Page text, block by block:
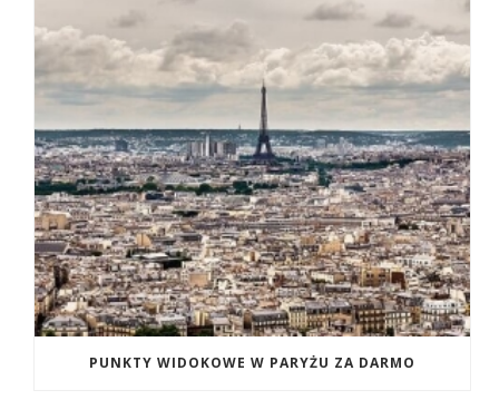
PUNKTY WIDOKOWE W PARYŻU ZA DARMO